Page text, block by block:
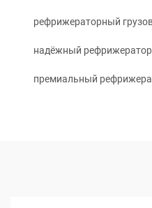
рефрижераторный
надёжный
премиальный